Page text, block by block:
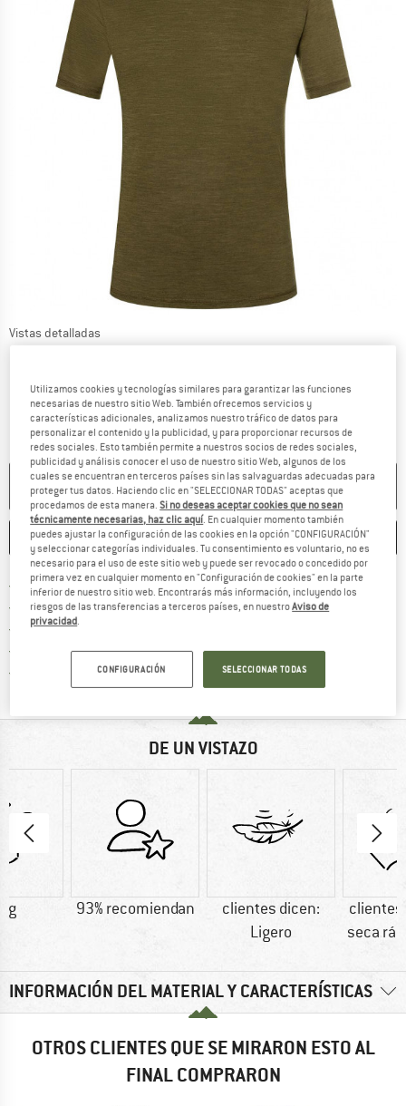
Vistas detalladas
NO ESTÁ DISPONIBLE
GUARDAR COMPARAR
Porte pagado a partir de 69 € (ES)¡encuentre más
Derecho de devolución de 100 díasvaya a la política de
> 4 000 000 clientes satisfechos
Todos los artículos se encuentran en almacén
Protección del comprador de Trusted Shops¡toda la
DE UN VISTAZO
g 93% recomiendan
clientes dicen:
Ligero
clientes
seca
INFORMACIÓN DEL MATERIAL Y CARACTERÍSTICAS
OTROS CLIENTES QUE SE MIRARON ESTO AL
FINAL COMPRARON
Utilizamos cookies y tecnologías similares para garantizar las funciones
necesarias de nuestro sitio Web. También ofrecemos servicios y
características adicionales, analizamos nuestro tráfico de datos para
personalizar el contenido y la publicidad, y para proporcionar recursos de
redes sociales. Esto también permite a nuestros socios de redes sociales,
publicidad y análisis conocer el uso de nuestro sitio Web, algunos de los
cuales se encuentran en terceros países sin las salvaguardas adecuadas para
proteger tus datos. Haciendo clic en "SELECCIONAR TODAS" aceptas que
procedamos de esta manera.Si no deseas aceptar cookies que no sean
técnicamente necesarias, haz clic aquí. En cualquier momento también
puedes ajustar la configuración de las cookies en la opción "CONFIGURACIÓN"
y seleccionar categorías individuales. Tu consentimiento es voluntario, no es
necesario para el uso de este sitio web y puede ser revocado o concedido por
primera vez en cualquier momento en "Configuración de cookies" en la parte
inferior de nuestro sitio web. Encontrarás más información, incluyendo los
riesgos de las transferencias a terceros países, en nuestroAviso de
privacidad.
CONFIGURACIÓN SELECCIONAR TODAS